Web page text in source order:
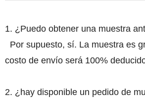
1. ¿Puedo obtener una muestra
Por supuesto, sí. La muestra es
costo de envío será 100%
2. ¿hay disponible un pedido de